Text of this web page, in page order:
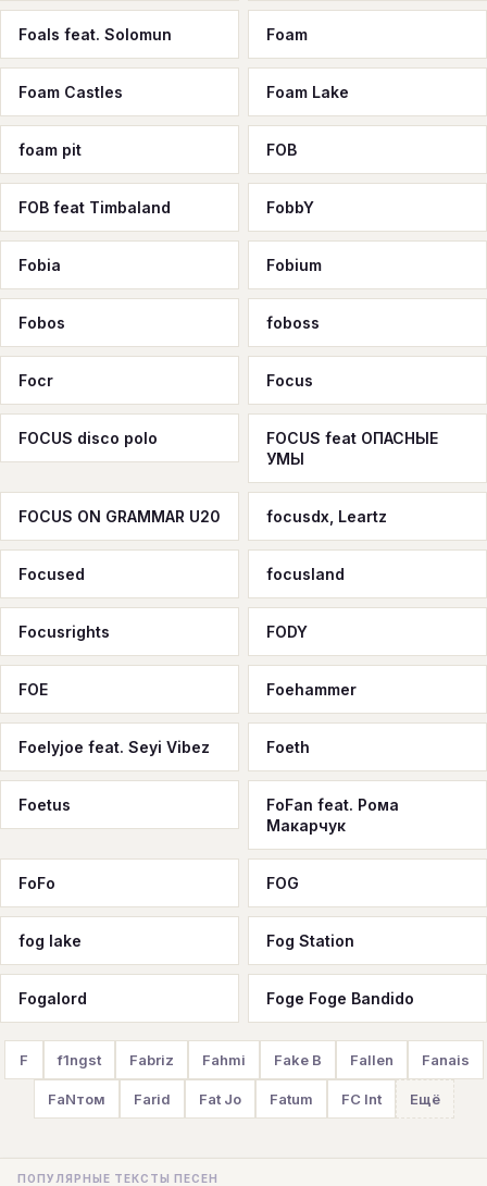
Foals feat. Solomun Foam
Foam Castles Foam Lake
foam pit FOB
FOB feat Timbaland FobbY
Fobia Fobium
Fobos foboss
Focr Focus
FOCUS disco polo
FOCUS feat ОПАСНЫЕ
УМЫ
FOCUS ON GRAMMAR U20 focusdx, Leartz
Focused focusland
Focusrights FODY
FOE Foehammer
Foelyjoe feat. Seyi Vibez Foeth
Foetus
FoFan feat. Рома
Макарчук
FoFo FOG
fog lake Fog Station
Fogalord Foge Foge Bandido
F f1ngst Fabriz Fahmi Fake B Fallen Fanais
FaNтом Farid Fat Jo Fatum FC Int Ещё
ПОПУЛЯРНЫЕ ТЕКСТЫ ПЕСЕН